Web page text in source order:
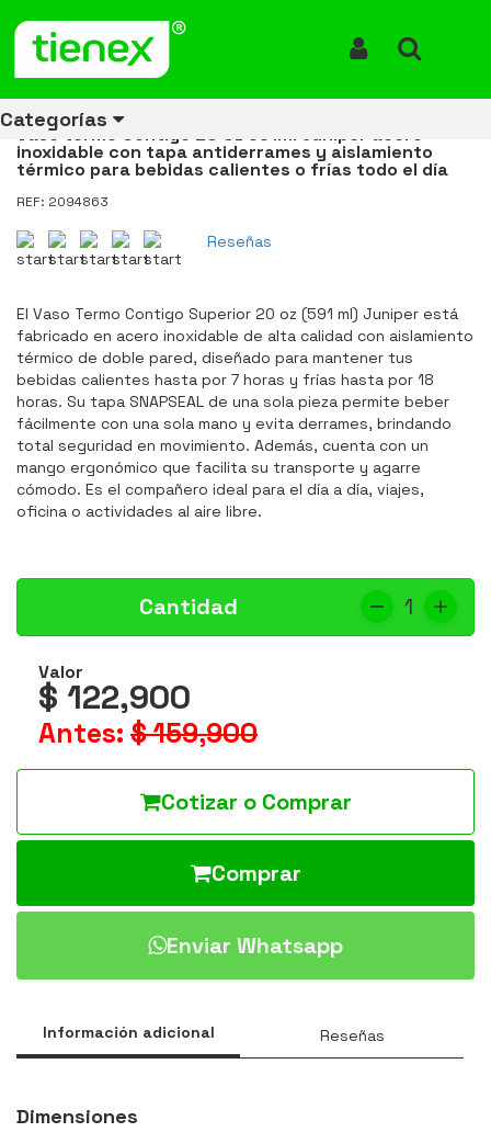
Categorías
Vaso Termo Contigo Superior Acero 20 Oz 591ml Juniper
Vaso Termo Contigo Superior
Acero 20 Oz 591ml Juniper
Vaso termo Contigo 20 Oz 591ml Juniper acero
inoxidable con tapa antiderrames y aislamiento
térmico para bebidas calientes o frías todo el día
REF: 2094863
Reseñas
El Vaso Termo Contigo Superior 20 oz (591 ml) Juniper está
fabricado en acero inoxidable de alta calidad con aislamiento
térmico de doble pared, diseñado para mantener tus
bebidas calientes hasta por 7 horas y frías hasta por 18
horas. Su tapa SNAPSEAL de una sola pieza permite beber
fácilmente con una sola mano y evita derrames, brindando
total seguridad en movimiento. Además, cuenta con un
mango ergonómico que facilita su transporte y agarre
cómodo. Es el compañero ideal para el día a día, viajes,
oficina o actividades al aire libre.
Cantidad 1
Valor
$ 122,900
Antes: $ 159,900
Cotizar o Comprar
Comprar
Enviar Whatsapp
Información adicional Reseñas
Dimensiones
los
productos
ENERGÍA
los
productos
CANECAS
DE
RECICLAJE
los
productos
RUBBERMAID
los
productos
EQUIPOS
DE
LIMPIEZA
los
productos
MANEJO
DE
MATERIALES
los
productos
AIRE
LIBRE
los
productos
ACCESORIOS
PARA
BAÑOS